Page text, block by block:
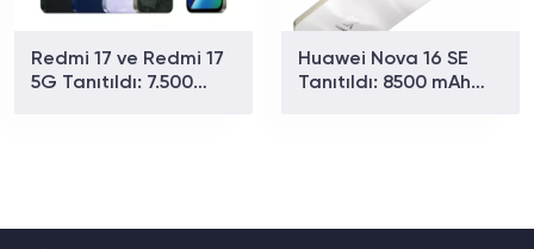
Redmi 17 ve Redmi 17
5G Tanıtıldı: 7.500
Huawei Nova 16 SE
Tanıtıldı: 8500 mAh